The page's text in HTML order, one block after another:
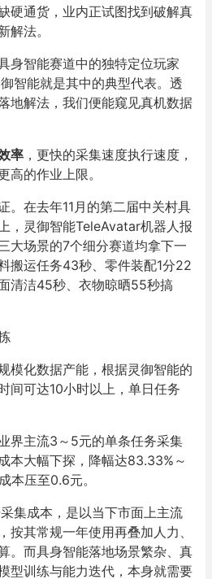
硬通货，业内正试图找到破解真
解法。
身智能赛道中的独特定位玩家
御智能就是其中的典型代表。透
地解法，我们便能窥见真机数据
率 ，更快的采集速度执行速度，
高的作业上限。
。在去年11月的第二届中关村具
，灵御智能TeleAvatar机器人报
大场景的7个细分赛道均拿下一
搬运任务43秒、零件装配1分22
清洁45秒、衣物晾晒55秒搞
模化数据产能，根据灵御智能的
间可达10小时以上，单日任务
界主流3～5元的单条任务采集
本大幅下探，降幅达83.33%～
本压至0.6元。
集成本，是以当下市面上主流
按其常规一年使用再叠加人力、
。而具身智能落地场景繁杂、真
型训练与能力迭代，本身就需要